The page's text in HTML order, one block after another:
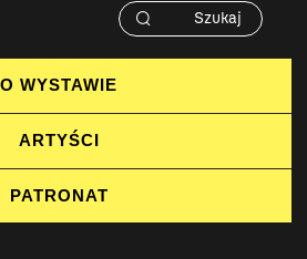
O WYSTAWIE
ARTYŚCI
PATRONAT